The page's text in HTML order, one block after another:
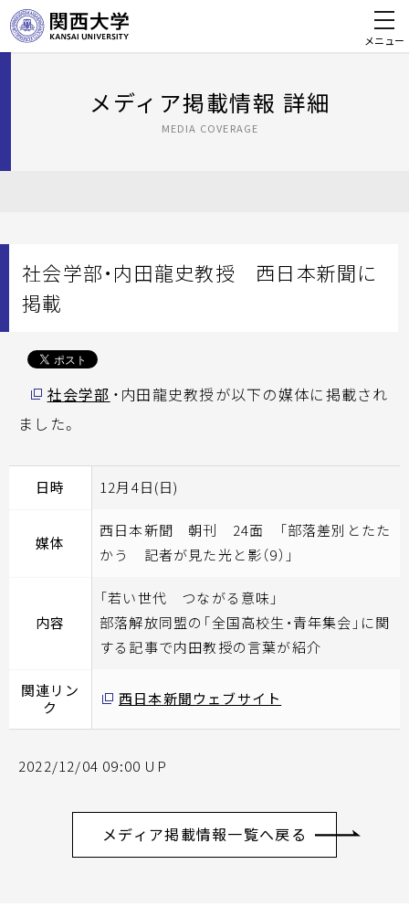
メニュー
メディア掲載情報 詳細
MEDIA COVERAGE
社会学部・内田龍史教授 西日本新聞に
掲載
社会学部 ・内田龍史教授が以下の媒体に掲載され
ました。
日時 12月4日(日)
媒体
西日本新聞 朝刊 24面 「部落差別とたた
かう 記者が見た光と影（9）」
内容
「若い世代 つながる意味」
部落解放同盟の「全国高校生・青年集会」に関
する記事で内田教授の言葉が紹介
関連リン
ク
西日本新聞ウェブサイト
2022/12/04 09:00 UP
メディア掲載情報一覧へ戻る